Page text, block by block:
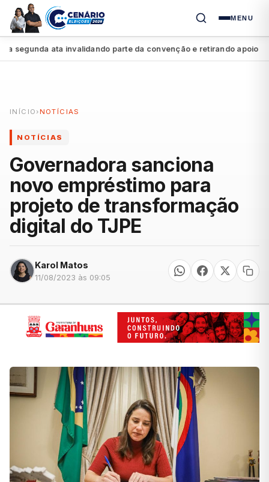
MENU
ata invalidando parte da convenção e retirando apoio a
INÍCIO ›NOTÍCIAS
NOTÍCIAS
Governadora sanciona
novo empréstimo para
projeto de transformação
digital do TJPE
Karol Matos
11/08/2023 às 09:05